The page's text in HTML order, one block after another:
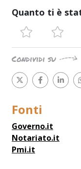
Quanto ti è
Condividi su
Fonti
Governo.it
Notariato.it
Pmi.it